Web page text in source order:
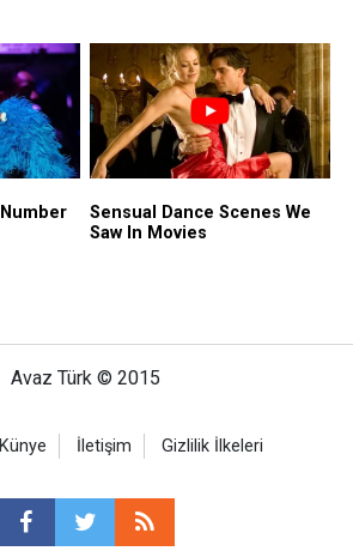
Avaz Türk © 2015
Künye İletişim Gizlilik İlkeleri